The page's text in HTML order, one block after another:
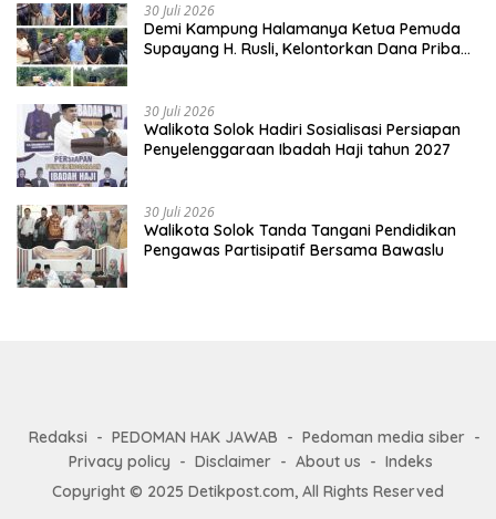
30 Juli 2026
Demi Kampung Halamanya Ketua Pemuda
Supayang H. Rusli, Kelontorkan Dana Pribadi
30 Juli 2026
Walikota Solok Hadiri Sosialisasi Persiapan
Penyelenggaraan Ibadah Haji tahun 2027
30 Juli 2026
Walikota Solok Tanda Tangani Pendidikan
Pengawas Partisipatif Bersama Bawaslu
Redaksi PEDOMAN HAK JAWAB
Pedoman media siber
Privacy policy
Disclaimer About us
Indeks
Copyright © 2025 Detikpost.com, All Rights Reserved